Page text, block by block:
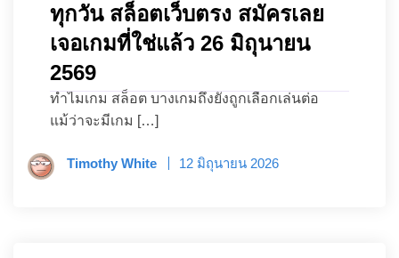
ทุกวัน สล็อตเว็บตรง สมัครเลย
เจอเกมที่ใช่แล้ว 26 มิถุนายน
2569
ทำไมเกม สล็อต บางเกมถึงยังถูกเลือกเล่นต่อ
แม้ว่าจะมีเกม […]
Timothy White 12 มิถุนายน 2026